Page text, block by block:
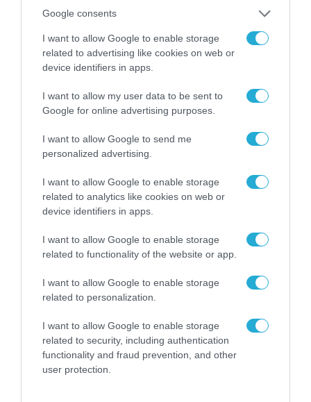
Google consents
I want to allow Google to enable storage
related to advertising like cookies on web or
device identifiers in apps.
I want to allow my user data to be sent to
Google for online advertising purposes.
I want to allow Google to send me
personalized advertising.
I want to allow Google to enable storage
related to analytics like cookies on web or
device identifiers in apps.
I want to allow Google to enable storage
related to functionality of the website or app.
I want to allow Google to enable storage
related to personalization.
I want to allow Google to enable storage
related to security, including authentication
functionality and fraud prevention, and other
user protection.
ΡΟΗ ΕΙΔΗΣΕΩΝ
Το χρηματοδοτούμενο
από την ΕΕ έργο “The
Gaming Police”